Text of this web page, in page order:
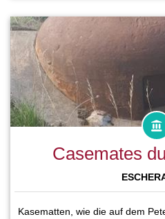
Casemates
Kasematten, wie die auf dem